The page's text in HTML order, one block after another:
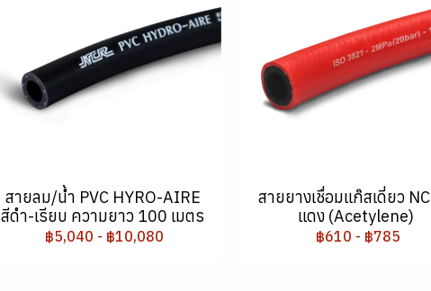
สายลม/น้ำ PVC HYRO-AIRE
สีดำ-เรียบ ความยาว 100 เมตร
฿5,040 - ฿10,080
สายยางเชื่อมแก๊สเดี่ยว
แดง (Acetylene)
฿610 - ฿785